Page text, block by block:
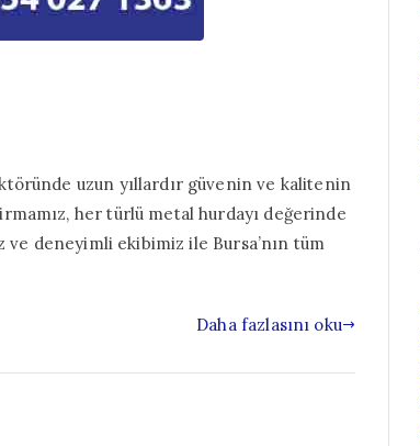
uzun yıllardır güvenin ve kalitenin
her türlü metal hurdayı değerinde
deneyimli ekibimiz ile Bursa’nın tüm
Daha fazlasını oku